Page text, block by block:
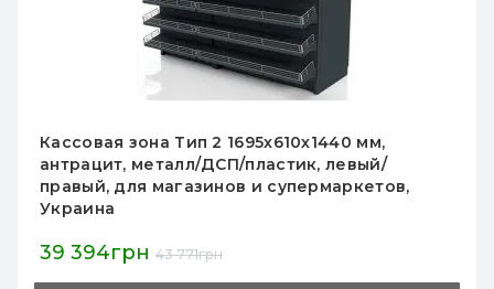
Кассовая зона Тип 1, 2025х610х1440 мм,
кремовая, металл/ДСП/пластик, для
супермаркетов и магазинов, с защитой
сканера и ящиком
43 888грн